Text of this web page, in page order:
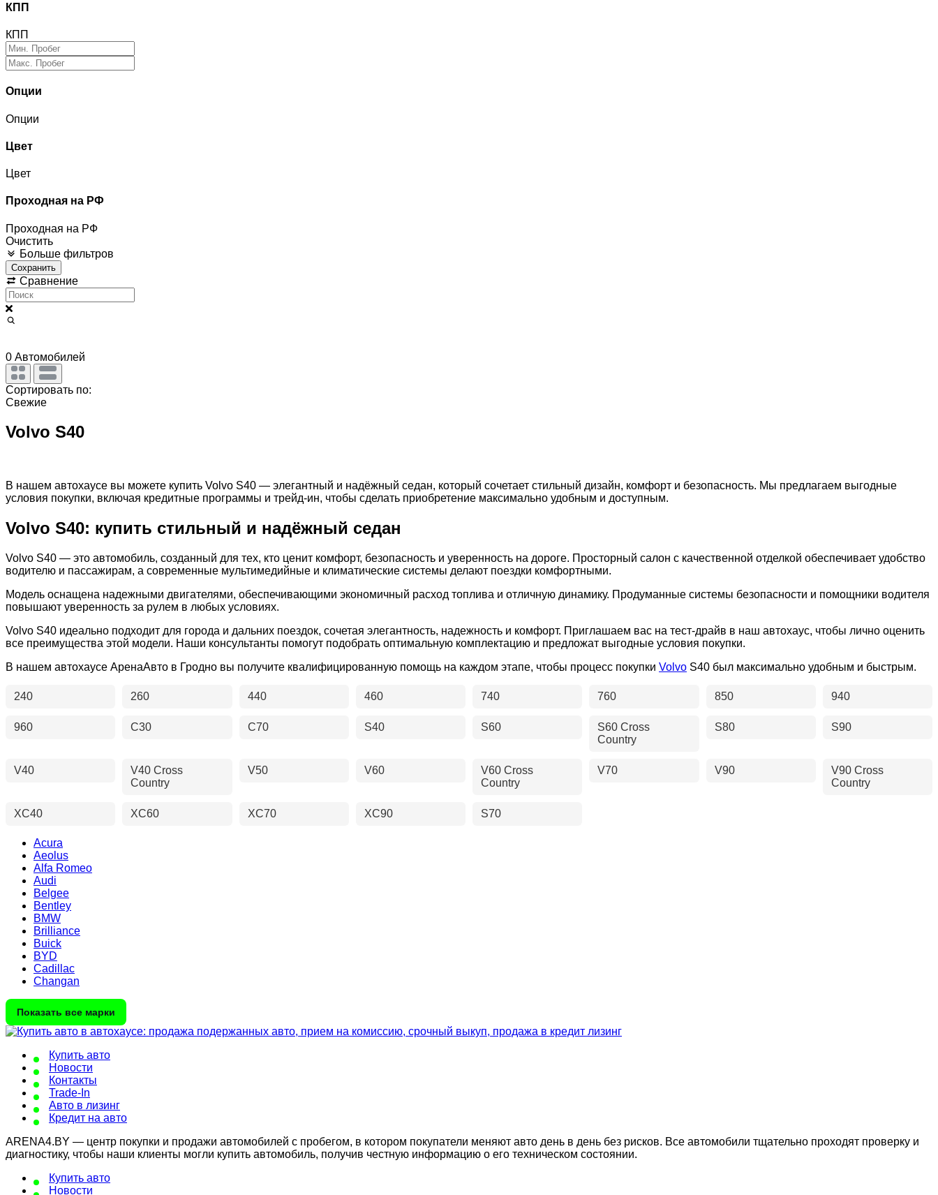
КПП
КПП
Опции
Опции
Цвет
Цвет
Проходная на РФ
Проходная на РФ
Очистить
Больше фильтров
Сохранить
Сравнение
0 Автомобилей
Сортировать по:
Свежие
Volvo S40
В нашем автохаусе вы можете купить Volvo S40 — элегантный и надёжный седан, который сочетает стильный дизайн, комфорт и безопасность. Мы предлагаем выгодные
условия покупки, включая кредитные программы и трейд-ин, чтобы сделать приобретение максимально удобным и доступным.
Volvo S40: купить стильный и надёжный седан
Volvo S40 — это автомобиль, созданный для тех, кто ценит комфорт, безопасность и уверенность на дороге. Просторный салон с качественной отделкой обеспечивает удобство
водителю и пассажирам, а современные мультимедийные и климатические системы делают поездки комфортными.
Модель оснащена надежными двигателями, обеспечивающими экономичный расход топлива и отличную динамику. Продуманные системы безопасности и помощники водителя
повышают уверенность за рулем в любых условиях.
Volvo S40 идеально подходит для города и дальних поездок, сочетая элегантность, надежность и комфорт. Приглашаем вас на тест-драйв в наш автохаус, чтобы лично оценить
все преимущества этой модели. Наши консультанты помогут подобрать оптимальную комплектацию и предложат выгодные условия покупки.
В нашем автохаусе АренаАвто в Гродно вы получите квалифицированную помощь на каждом этапе, чтобы процесс покупки Volvo S40 был максимально удобным и быстрым.
240 260 440 460 740 760 850 940
960 C30 C70 S40 S60
S60 Cross
Country
S80 S90
V40
V40 Cross
Country
V50 V60
V60 Cross
Country
V70 V90
V90 Cross
Country
XC40 XC60 XC70 XC90 S70
Acura
Aeolus
Alfa Romeo
Audi
Belgee
Bentley
BMW
Brilliance
Buick
BYD
Cadillac
Changan
Показать все марки
Купить авто
Новости
Контакты
Trade-In
Авто в лизинг
Кредит на авто
ARENA4.BY — центр покупки и продажи автомобилей с пробегом, в котором покупатели меняют авто день в день без рисков. Все автомобили тщательно проходят проверку и
диагностику, чтобы наши клиенты могли купить автомобиль, получив честную информацию о его техническом состоянии.
Купить авто
Новости